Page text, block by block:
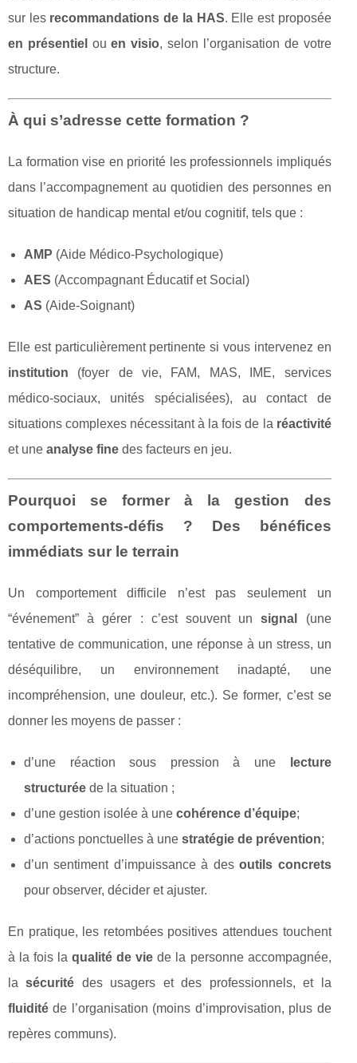
sur les recommandations de la HAS. Elle est proposée
en présentiel ouen visio, selon l’organisation de votre
structure.
À qui s’adresse cette formation ?
La formation vise en priorité les professionnels impliqués
dans l’accompagnement au quotidien des personnes en
situation de handicap mental et/ou cognitif, tels que :
AMP (Aide Médico-Psychologique)
AES (Accompagnant Éducatif et Social)
AS (Aide-Soignant)
Elle est particulièrement pertinente si vous intervenez en
institution (foyer de vie, FAM, MAS, IME, services
médico-sociaux, unités spécialisées), au contact de
situations complexes nécessitant à la fois de la réactivité
et une analyse fine des facteurs en jeu.
Pourquoi se former à la gestion des
comportements-défis ? Des bénéfices
immédiats sur le terrain
Un comportement difficile n’est pas seulement un
“événement” à gérer : c’est souvent unsignal
(une
tentative de communication, une réponse à un stress, un
déséquilibre, un environnement inadapté, une
incompréhension, une douleur, etc.). Se former, c’est se
donner les moyens de passer :
d’une réaction sous pression à une
lecture
structurée de la situation ;
d’une gestion isolée à une cohérence d’équipe;
d’actions ponctuelles à une stratégie de prévention;
d’un sentiment d’impuissance à desoutils concrets
pour observer, décider et ajuster.
En pratique, les retombées positives attendues touchent
à la fois laqualité de vie de la personne accompagnée,
lasécurité des usagers et des professionnels, et la
fluidité de l’organisation (moins d’improvisation, plus de
repères communs).